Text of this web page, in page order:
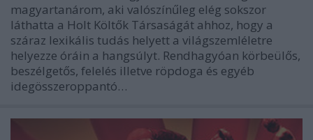
magyartanárom, aki valószínűleg elég sokszor
láthatta a Holt Költők Társaságát ahhoz, hogy a
száraz lexikális tudás helyett a világszemléletre
helyezze óráin a hangsúlyt. Rendhagyóan körbeülős,
beszélgetős, felelés illetve röpdoga és egyéb
idegösszeroppantó…